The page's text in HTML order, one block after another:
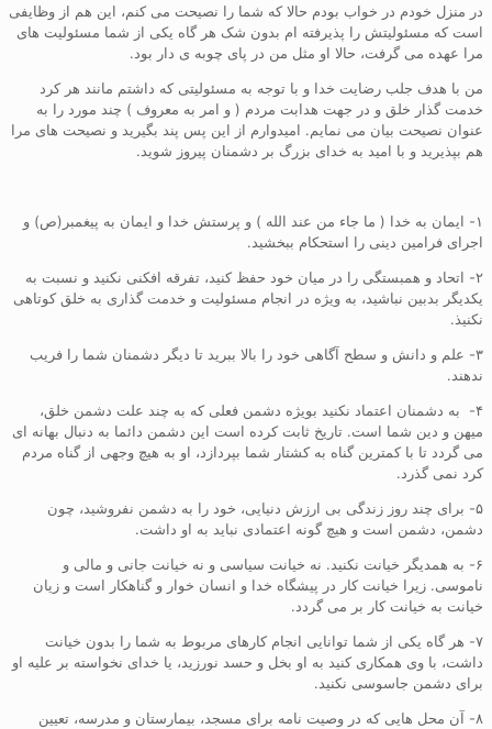
در منزل خودم در خواب بودم حالا که شما را نصیحت می کنم، این هم از وظایفی
است که مسئولیتش را پذیرفته ام بدون شک هر گاه یکی از شما مسئولیت های
مرا عهده می گرفت، حالا او مثل من در پای چوبه ی دار بود.
من با هدف جلب رضایت خدا و با توجه به مسئولیتی که داشتم مانند هر کرد
خدمت گذار خلق و در جهت هدابت مردم ( و امر به معروف ) چند مورد را به
عنوان نصیحت بیان می نمایم. امیدوارم از این پس پند بگیرید و نصیحت های مرا
هم بپذیرید و با امید به خدای بزرگ بر دشمنان پیروز شوید.
۱- ایمان به خدا ( ما جاء من عند الله ) و پرستش خدا و ایمان به پیغمبر(ص) و
اجرای فرامین دینی را استحکام ببخشید.
۲- اتحاد و همبستگی را در میان خود حفظ کنید، تفرقه افکنی نکنید و نسبت به
یکدیگر بدبین نباشید، به ویژه در انجام مسئولیت و خدمت گذاری به خلق کوتاهی
نکنیذ.
۳- علم و دانش و سطح آگاهی خود را بالا ببرید تا دیگر دشمنان شما را فریب
ندهند.
۴- به دشمنان اعتماد نکنید بویژه دشمن فعلی که به چند علت دشمن خلق،
میهن و دین شما است. تاریخ ثابت کرده است این دشمن دائما به دنبال بهانه ای
می گردد تا با کمترین گناه به کشتار شما بپردازد، او به هیچ وجهی از گناه مردم
کرد نمی گذرد.
۵- برای چند روز زندگی بی ارزش دنیایی، خود را به دشمن نفروشید، چون
دشمن، دشمن است و هیچ گونه اعتمادی نباید به او داشت.
۶- به همدیگر خیانت نکنید. نه خیانت سیاسی و نه خیانت جانی و مالی و
ناموسی. زیرا خیانت کار در پیشگاه خدا و انسان خوار و گناهکار است و زیان
خیانت به خیانت کار بر می گردد.
۷- هر گاه یکی از شما توانایی انجام کارهای مربوط به شما را بدون خیانت
داشت، با وی همکاری کنید به او بخل و حسد نورزید، یا خدای نخواسته بر علیه او
برای دشمن جاسوسی نکنید.
۸- آن محل هایی که در وصیت نامه برای مسجد، بیمارستان و مدرسه، تعیین